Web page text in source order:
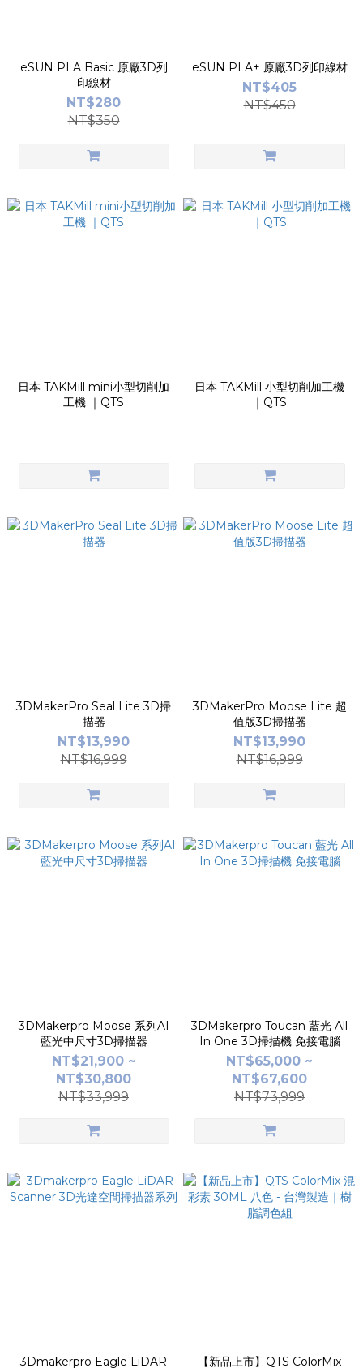
eSUN PLA Basic 原廠3D列
印線材
NT$280
NT$350
eSUN PLA+ 原廠3D列印線材
NT$405
NT$450
日本 TAKMill mini小型切削加
工機 ｜QTS
日本 TAKMill 小型切削加工機
｜QTS
3DMakerPro Seal Lite 3D掃
描器
NT$13,990
NT$16,999
3DMakerPro Moose Lite 超
值版3D掃描器
NT$13,990
NT$16,999
3DMakerpro Moose 系列AI
藍光中尺寸3D掃描器
NT$21,900 ~
NT$30,800
NT$33,999
3DMakerpro Toucan 藍光 All
In One 3D掃描機 免接電腦
NT$65,000 ~
NT$67,600
NT$73,999
3Dmakerpro Eagle LiDAR 【新品上市】QTS ColorMix